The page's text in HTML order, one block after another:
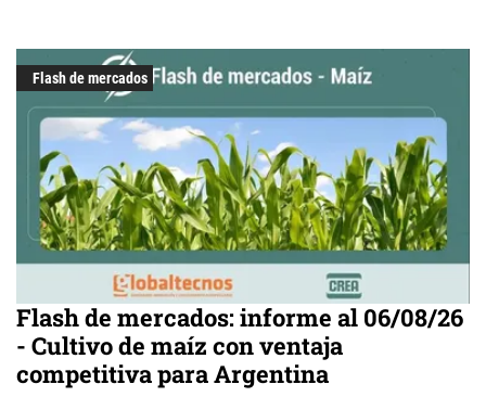
Flash de mercados
Flash de mercados: informe al 06/08/26
- Cultivo de maíz con ventaja
competitiva para Argentina